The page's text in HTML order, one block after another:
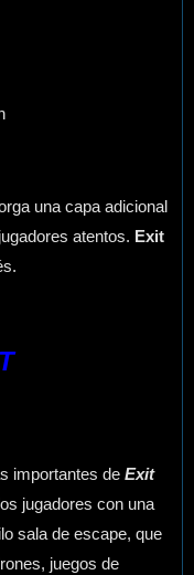
una capa adicional
atentos. Exit
importantes de Exit
jugadores con una
sala de escape, que
juegos de